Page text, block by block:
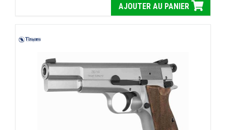
AJOUTER AU PANIER